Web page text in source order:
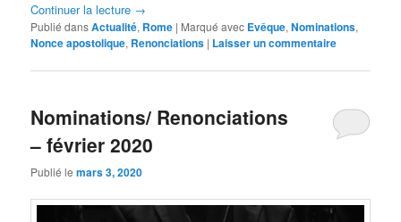
Continuer la lecture →
Publié dansActualité, Rome | Marqué avec Evêque,Nominations,
Nonce apostolique, Renonciations | Laisser un commentaire
Nominations/ Renonciations
– février 2020
Publié lemars 3, 2020